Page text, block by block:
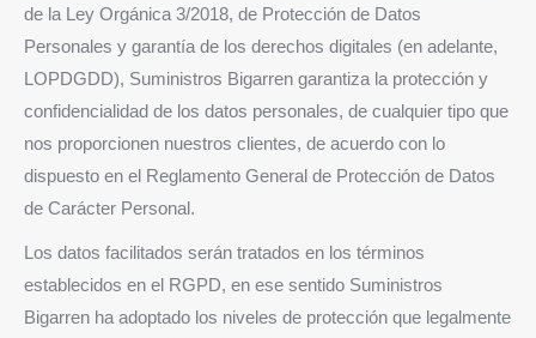
de la Ley Orgánica 3/2018, de Protección de Datos
Personales y garantía de los derechos digitales (en adelante,
LOPDGDD), Suministros Bigarren garantiza la protección y
confidencialidad de los datos personales, de cualquier tipo que
nos proporcionen nuestros clientes, de acuerdo con lo
dispuesto en el Reglamento General de Protección de Datos
de Carácter Personal.
Los datos facilitados serán tratados en los términos
establecidos en el RGPD, en ese sentido Suministros
Bigarren ha adoptado los niveles de protección que legalmente